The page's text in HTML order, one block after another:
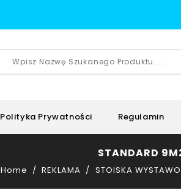
Polityka Prywatności Regulamin
STANDARD
Home REKLAMA STOISKA